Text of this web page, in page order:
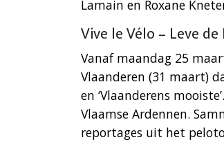
Lamain en Roxane
Vive le Vélo – Leve de
Vanaf maandag 25
Vlaanderen (31 maart)
en ‘Vlaanderens
Vlaamse Ardennen.
reportages uit het